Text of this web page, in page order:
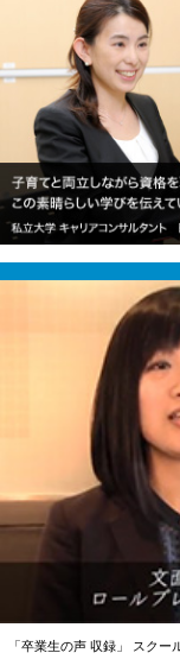
「卒業生の声 収録」 スクー